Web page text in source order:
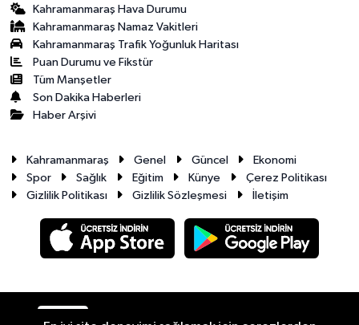
Kahramanmaraş Hava Durumu
Kahramanmaraş Namaz Vakitleri
Kahramanmaraş Trafik Yoğunluk Haritası
Puan Durumu ve Fikstür
Tüm Manşetler
Son Dakika Haberleri
Haber Arşivi
Kahramanmaraş Genel Güncel
Ekonomi
Spor
Sağlık Eğitim Künye
Çerez Politikası
Gizlilik Politikası
Gizlilik Sözleşmesi İletişim